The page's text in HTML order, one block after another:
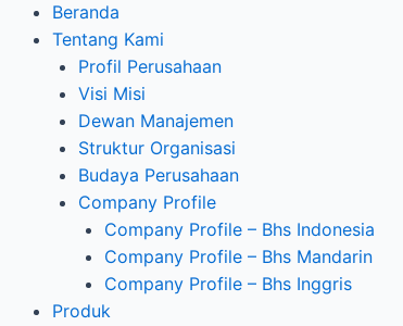
Beranda
Tentang Kami
Profil Perusahaan
Visi Misi
Dewan Manajemen
Struktur Organisasi
Budaya Perusahaan
Company Profile
Company Profile – Bhs Indonesia
Company Profile – Bhs Mandarin
Company Profile – Bhs Inggris
Produk